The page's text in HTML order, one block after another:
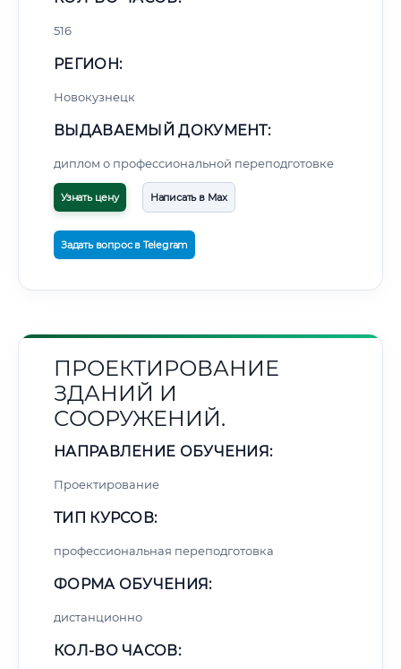
516
РЕГИОН:
Новокузнецк
ВЫДАВАЕМЫЙ ДОКУМЕНТ:
диплом о профессиональной переподготовке
Узнать цену Написать в Max
Задать вопрос в Telegram
ПРОЕКТИРОВАНИЕ
ЗДАНИЙ И
СООРУЖЕНИЙ.
НАПРАВЛЕНИЕ ОБУЧЕНИЯ:
Проектирование
ТИП КУРСОВ:
профессиональная переподготовка
ФОРМА ОБУЧЕНИЯ:
дистанционно
КОЛ-ВО ЧАСОВ: